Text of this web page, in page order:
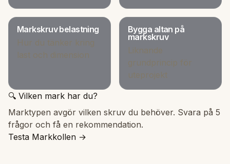
Markskruv belastning
Hur du tänker kring
last och dimension
Bygga altan på
markskruv
Liknande
grundprincip för
uteprojekt
🔍 Vilken mark har du?
Marktypen avgör vilken skruv du behöver. Svara på 5
frågor och få en rekommendation.
Testa Markkollen →